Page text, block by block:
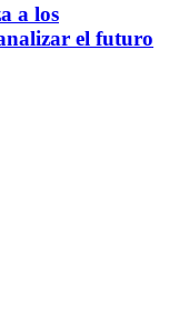
a los
el futuro